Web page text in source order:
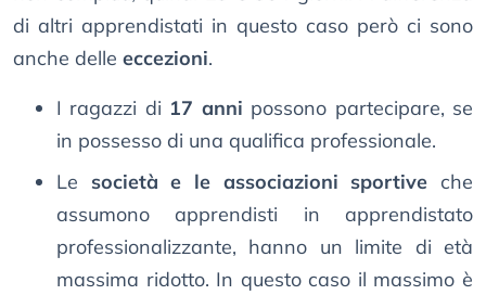
di altri apprendistati in questo caso però ci sono
anche delle eccezioni.
I ragazzi di 17 anni possono partecipare, se
in possesso di una qualifica professionale.
Le società e le associazioni sportive che
assumono apprendisti in apprendistato
professionalizzante, hanno un limite di età
massima ridotto. In questo caso il massimo è